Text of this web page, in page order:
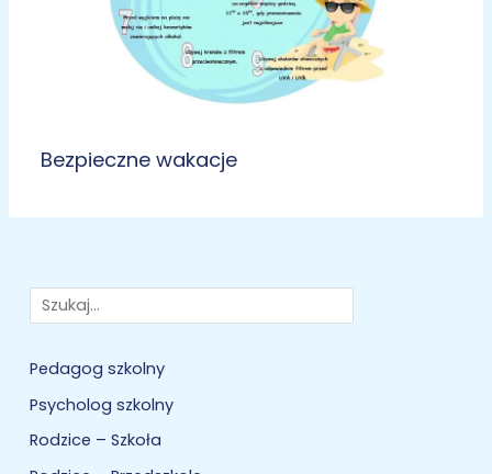
Bezpieczne wakacje
Szukaj
Pedagog szkolny
Psycholog szkolny
Rodzice – Szkoła